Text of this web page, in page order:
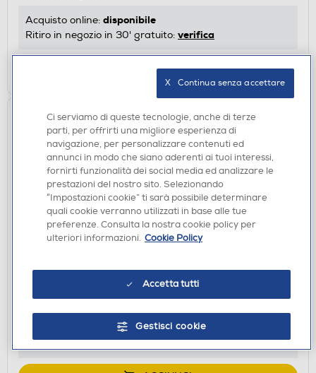
Acquisto online: disponibile
Ritiro in negozio in 30' gratuito: verifica
AGGIUNGI
BILANCE CUCINA
€ 22,99consigliato
disponibile
Ritiro in negozio in 30' gratuito:verifica
Ci serviamo di queste tecnologie, anche di terze
parti, per offrirti una migliore esperienza di
navigazione, per personalizzare contenuti ed
annunci in modo che siano aderenti ai tuoi interessi,
fornirti funzionalità dei social media ed analizzare le
prestazioni del nostro sito. Selezionando
“Impostazioni cookie” ti sarà possibile determinare
quali cookie verranno utilizzati in base alle tue
preferenze. Consulta la nostra cookie policy per
ulteriori informazioni. Cookie Policy
Accetta tutti
Gestisci cookie
X   Continua senza accettare